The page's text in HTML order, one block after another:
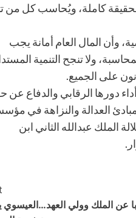
كاملة، ويُحاسب كل من
وأن المال العام أمانة يجب
ولا تنجح التنمية
على الجميع.
دورها الرقابي والدفاع عن
مبادئ العدالة والنزاهة في
الملك عبدالله الثاني ابن
عن الملك وولي العهد…العيسوي